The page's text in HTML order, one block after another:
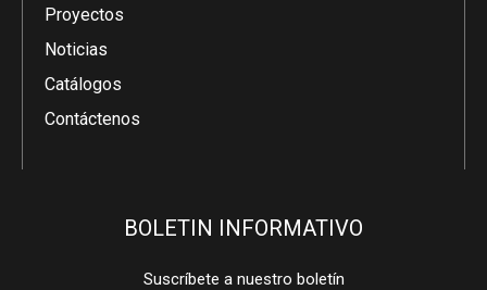
Proyectos
Noticias
Catálogos
Contáctenos
BOLETIN INFORMATIVO
Suscríbete a nuestro boletín